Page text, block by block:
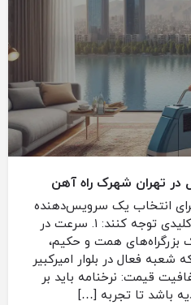
در تهران شهرک راه آهن
محترم منطقه ۲۲ برای انتخاب یک سرویس‌دهنده
معتبر باید به این ۳ نکته کلیدی توجه کنند: ۱. سرعت در
بزرگراه‌های همت و حکیم،
شعبه فعال در بلوار امیرکبیر
داشته باشد. ۲. شفافیت قیمت: نرخنامه باید بر
باشد تا تجربه […]